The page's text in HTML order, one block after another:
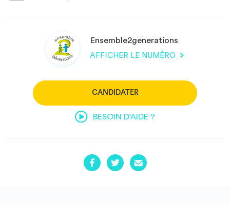
Ensemble2generations
AFFICHER LE NUMÉRO
CANDIDATER
BESOIN D'AIDE ?